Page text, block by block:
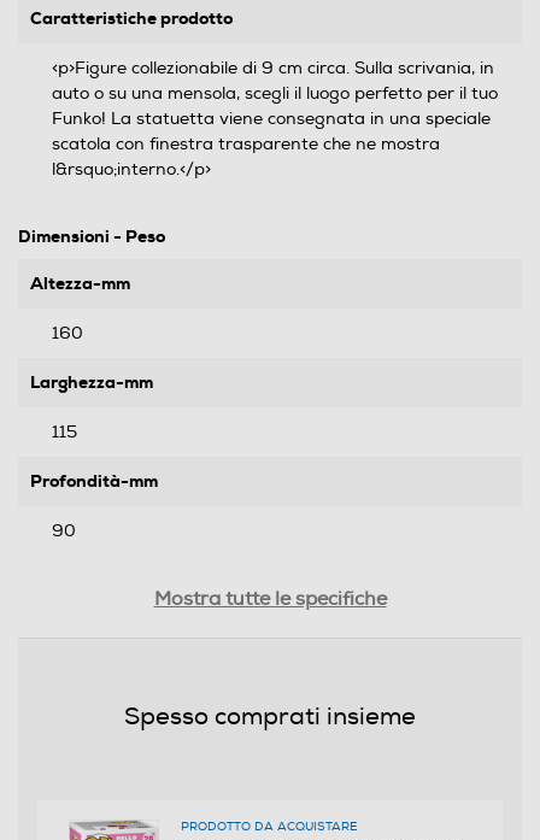
Caratteristiche prodotto
<p>Figure collezionabile di 9 cm circa. Sulla scrivania, in
auto o su una mensola, scegli il luogo perfetto per il tuo
Funko! La statuetta viene consegnata in una speciale
scatola con finestra trasparente che ne mostra
l&rsquo;interno.</p>
Dimensioni - Peso
Altezza-mm
160
Larghezza-mm
115
Profondità-mm
90
Mostra tutte le specifiche
Spesso comprati insieme
PRODOTTO DA ACQUISTARE